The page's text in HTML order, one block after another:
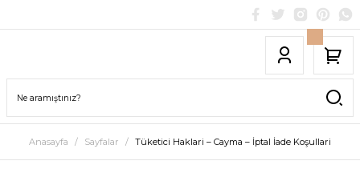
Anasayfa Sayfalar Tüketici Haklari – Cayma – İptal İade Koşullari